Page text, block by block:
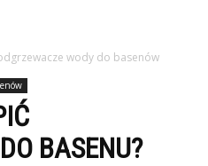
wody do basenów
BASENU?